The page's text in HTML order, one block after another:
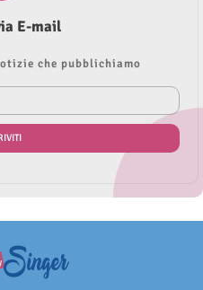
E-mail
che pubblichiamo